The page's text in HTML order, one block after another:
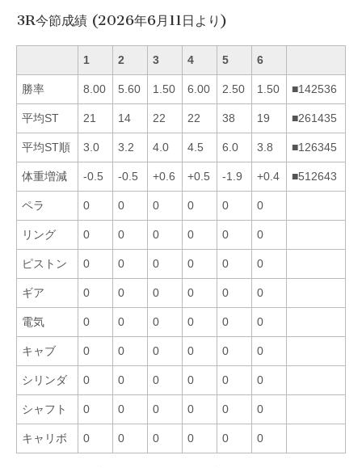
3R今節成績 (2026年6月11日より)
1 2 3 4 5 6
勝率 8.00 5.60 1.50 6.00 2.50 1.50 ■142536
平均ST 21 14 22 22 38 19 ■261435
平均ST順 3.0 3.2 4.0 4.5 6.0 3.8 ■126345
体重増減 -0.5 -0.5 +0.6 +0.5 -1.9 +0.4 ■512643
ペラ 0 0 0 0 0 0
リング 0 0 0 0 0 0
ピストン 0 0 0 0 0 0
ギア 0 0 0 0 0 0
電気 0 0 0 0 0 0
キャブ 0 0 0 0 0 0
シリンダ 0 0 0 0 0 0
シャフト 0 0 0 0 0 0
キャリボ 0 0 0 0 0 0